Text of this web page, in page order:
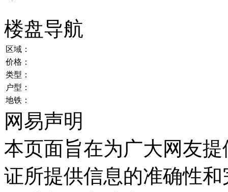
楼盘导航
区域：
价格：
类型：
户型：
地铁：
网易声明
本页面旨在为广大网友
证所提供信息的准确性